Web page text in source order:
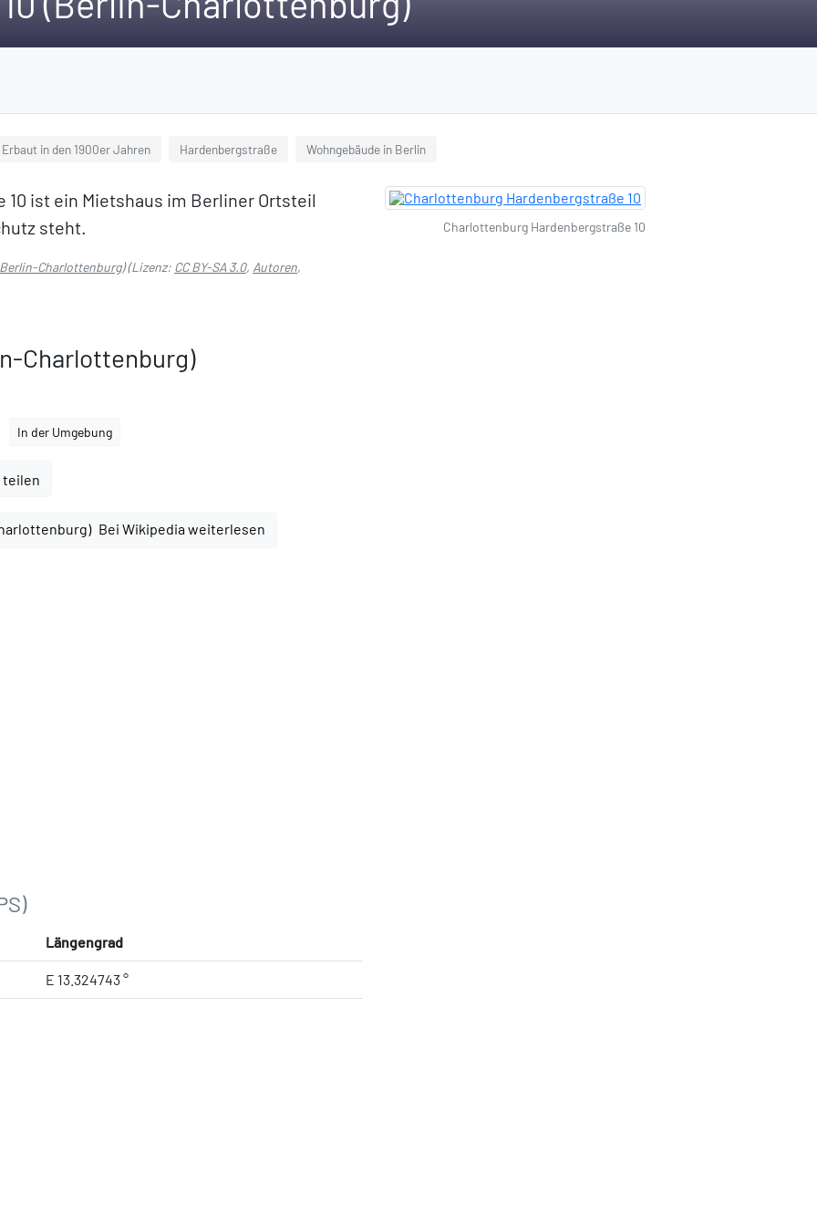
Erbaut in den 1900er Jahren Hardenbergstraße Wohngebäude in Berlin
10 ist ein Mietshaus im Berliner Ortsteil
steht.
Charlottenburg)(Lizenz: CC BY-SA 3.0, Autoren,
Charlottenburg)
In der Umgebung
teilen
Bei Wikipedia weiterlesen
Längengrad
E 13.324743 °
Charlottenburg Hardenbergstraße 10